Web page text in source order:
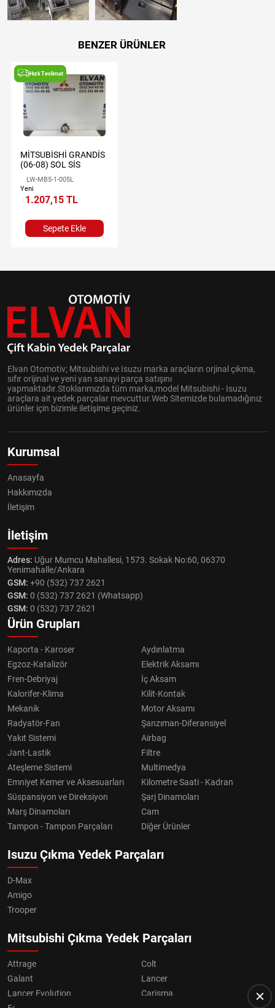
BENZER ÜRÜNLER
Hızlı Teslimat
MİTSUBİSHİ GRANDİS
(06-08) SOL SİS
LW-MB5-1-005L
Yeni
1.207,15 TL
Sepete Ekle
Elvan Otomotiv; Mitsubishi ve Isuzu marka araçların orjinal çıkma,
sıfır orijinal ve yeni yan sanayi parça satışını
yapmaktadır.Stoklarımızda tüm marka,model Mitsubishi - Isuzu
araçlara ait yedek parçalar mevcuttur.Web Sitemizde bulamadığınız
ürünler için bizimle iletişime geçiniz.
Kurumsal
Anasayfa
Hakkımızda
İletişim
İletişim
Adres: Uğur Mumcu Mahallesi, 1573. Sokak No:60, 06370
Yenimahalle/Ankara
GSM: +90 (532) 737 2621
GSM: 0 (532) 737 2621 (Whatsapp)
GSM: 0 (532) 737 2621
Ürün Grupları
Kaporta - Karoser
Aydınlatma
Egzoz-Katalizör
Elektrik Aksamı
Fren-Debriyaj
İç Aksam
Kalorifer-Klima
Kilit-Kontak
Mekanik
Motor Aksamı
Radyatör-Fan
Şanzıman-Diferansiyel
Yakıt Sistemi
Airbag
Jant-Lastik
Filtre
Ateşleme Sistemi
Multimedya
Emniyet Kemer ve Aksesuarları
Kilometre Saati - Kadran
Süspansiyon ve Direksiyon
Şarj Dinamoları
Marş Dinamoları
Cam
Tampon - Tampon Parçaları
Diğer Ürünler
Isuzu Çıkma Yedek Parçaları
D-Max
Amigo
Trooper
Mitsubishi Çıkma Yedek Parçaları
Attrage
Colt
Galant
Lancer
Lancer Evolution
Carisma